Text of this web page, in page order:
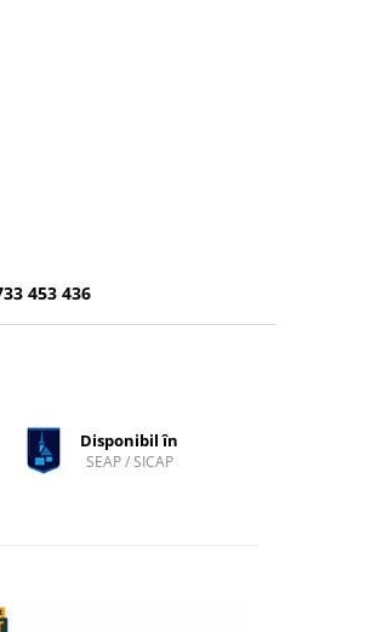
453 436
Disponibil în
SEAP / SICAP